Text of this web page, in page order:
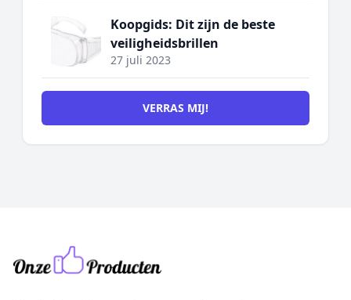
Koopgids: Dit zijn de beste
veiligheidsbrillen
27 juli 2023
VERRAS MIJ!